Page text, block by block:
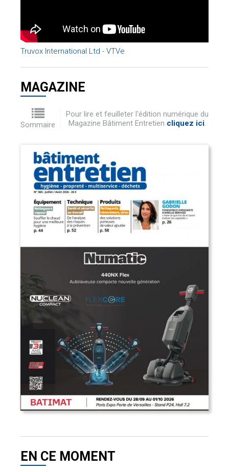
Truvox International Ltd - VTVe
MAGAZINE
Sommaire
Pour lire et feuilleter l'édition numérique du
Magazine Bâtiment Entretien cliquez ici
EN CE MOMENT